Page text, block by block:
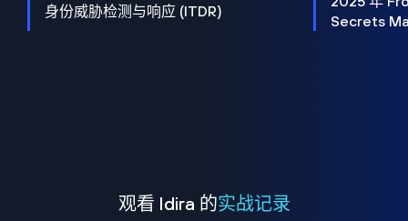
身份威胁检测与响应 (ITDR)
Secrets
观看 Idira 的实战记录